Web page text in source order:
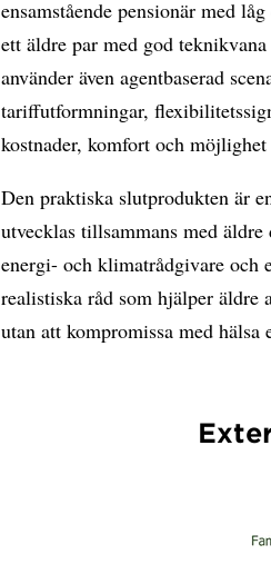
ensamstående pensionär med
ett äldre par med god
använder även agentbaserad
tariffutformningar,
kostnader, komfort och
Den praktiska slutprodukten är
utvecklas tillsammans med
energi- och klimatrådgivare och
realistiska råd som hjälper äldre
utan att kompromissa med